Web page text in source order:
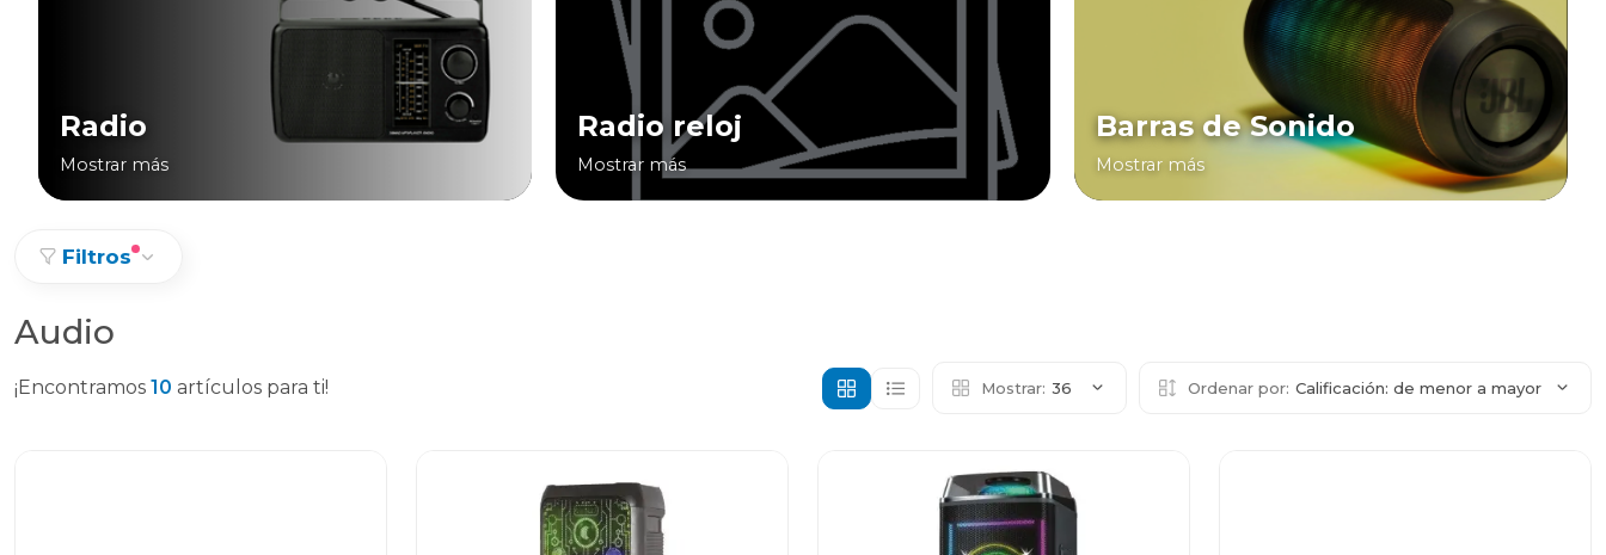
Radio
Mostrar más
Radio reloj
Mostrar más
Barras de Sonido
Mostrar más
Filtros
Audio
¡Encontramos 10 artículos para ti! Mostrar: 36 Ordenar por: Calificación: de menor a mayor